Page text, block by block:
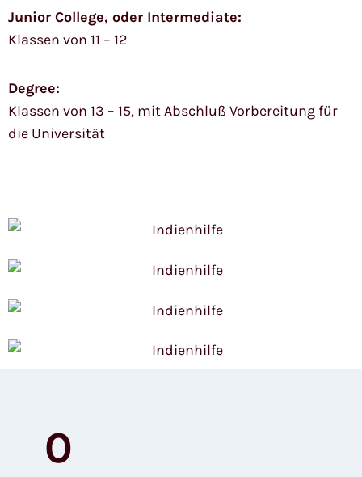
Junior College, oder Intermediate:
Klassen von 11 – 12
Degree:
Klassen von 13 – 15, mit Abschluß Vorbereitung für
die Universität
0